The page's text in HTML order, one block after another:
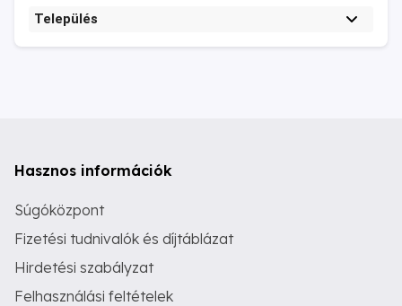
Település
Hasznos információk
Súgóközpont
Fizetési tudnivalók és díjtáblázat
Hirdetési szabályzat
Felhasználási feltételek